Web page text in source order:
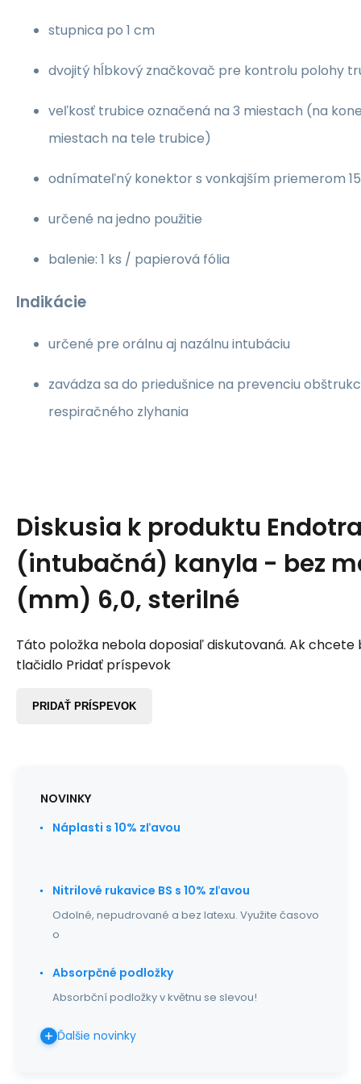
stupnica po 1 cm
dvojitý hĺbkový značkovač pre kontrolu polohy
veľkosť trubice označená na 3 miestach (na
miestach na tele trubice)
odnímateľný konektor s vonkajším priemerom
určené na jedno použitie
balenie: 1 ks / papierová fólia
Indikácie
určené pre orálnu aj nazálnu intubáciu
zavádza sa do priedušnice na prevenciu
respiračného zlyhania
Diskusia k produktu
(intubačná) kanyla - bez
(mm) 6,0, sterilné
Táto položka nebola doposiaľ diskutovaná. Ak chcete
tlačidlo Pridať príspevok
PRIDAŤ PRÍSPEVOK
NOVINKY
Náplasti s 10% zľavou
Nitrilové rukavice BS s 10% zľavou
Odolné, nepudrované a bez latexu. Využite časovo
o
Absorpčné podložky
Absorbční podložky v květnu se slevou!
Ďalšie novinky